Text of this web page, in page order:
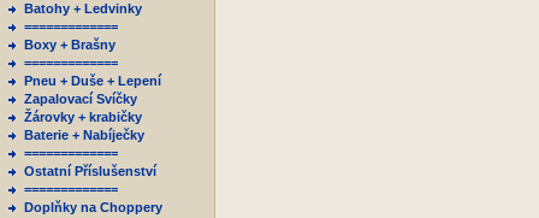
Batohy + Ledvinky
=============
Boxy + Brašny
=============
Pneu + Duše + Lepení
Zapalovací Svíčky
Žárovky + krabičky
Baterie + Nabíječky
=============
Ostatní Příslušenství
=============
Doplňky na Choppery